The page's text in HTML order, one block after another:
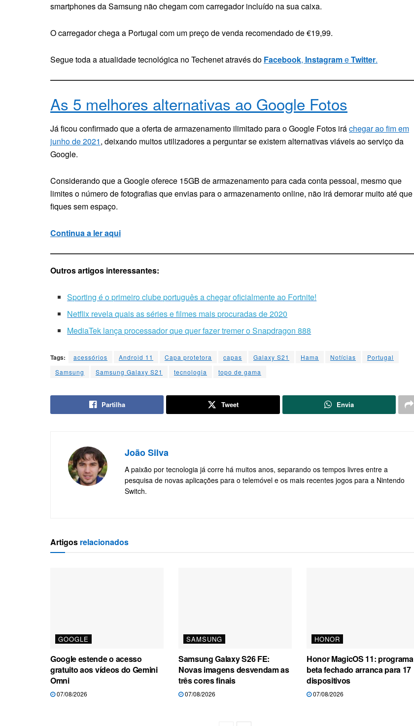
smartphones da Samsung não chegam com carregador incluído na sua caixa.
O carregador chega a Portugal com um preço de venda recomendado de €19,99.
Segue toda a atualidade tecnológica no Techenet através do Facebook, InstagrameTwitter.
As 5 melhores alternativas ao Google Fotos
Já ficou confirmado que a oferta de armazenamento ilimitado para o Google Fotos iráchegar ao fim em
junho de 2021, deixando muitos utilizadores a perguntar se existem alternativas viáveis ao serviço da
Google.
Considerando que a Google oferece 15GB de armazenamento para cada conta pessoal, mesmo que
limites o número de fotografias que envias para o armazenamento online, não irá demorar muito até que
fiques sem espaço.
Continua a ler aqui
Outros artigos interessantes:
Sporting é o primeiro clube português a chegar oficialmente ao Fortnite!
Netflix revela quais as séries e filmes mais procuradas de 2020
MediaTek lança processador que quer fazer tremer o Snapdragon 888
Tags: acessórios Android 11 Capa protetora capas Galaxy S21 Hama Notícias
Portugal
Samsung
Samsung Galaxy S21 tecnologia topo de gama
Partilha Tweet Envia
João Silva
A paixão por tecnologia já corre há muitos anos, separando os tempos livres entre a
pesquisa de novas aplicações para o telemóvel e os mais recentes jogos para a Nintendo
Switch.
Artigos relacionados
GOOGLE
Google estende o acesso
gratuito aos vídeos do Gemini
Omni
07/08/2026
SAMSUNG
Samsung Galaxy S26 FE:
Novas imagens desvendam as
três cores finais
07/08/2026
HONOR
Honor MagicOS 11: programa
beta fechado arranca para 17
dispositivos
07/08/2026